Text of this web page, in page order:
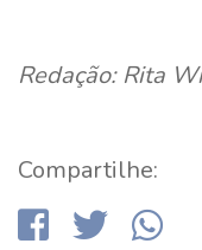
Redação: Rita
Compartilhe: